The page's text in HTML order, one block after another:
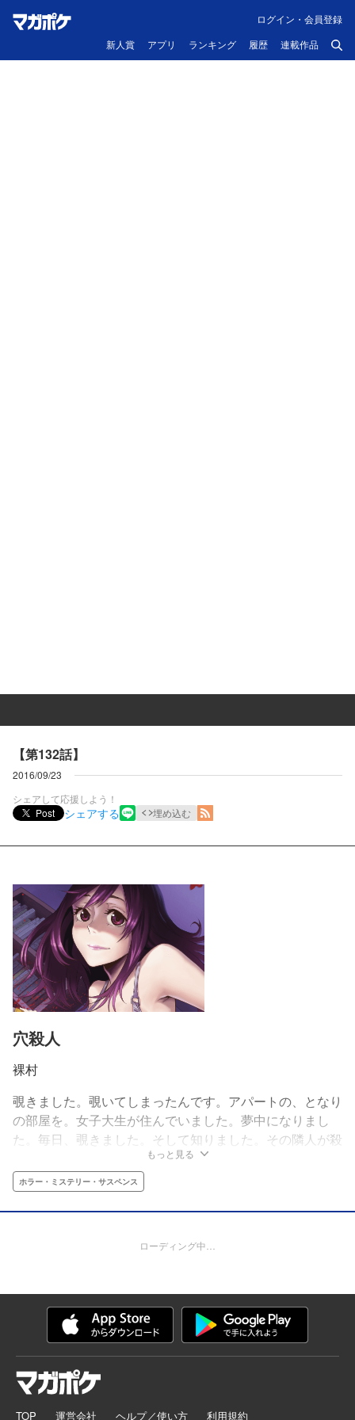
新人賞 アプリ ランキング 履歴 連載作品
ログイン・会員登録
【第132話】
2016/09/23
シェアして応援しよう！
Post
シェアする 埋め込む
穴殺人
裸村
覗きました。覗いてしまったんです。アパートの、となり
の部屋を。女子大生が住んでいました。夢中になりまし
た。毎日、覗きました。そして知りました。その隣人が殺
人鬼であるということを‥‥。
もっと見る
ホラー・ミステリー・サスペンス
ローディング中…
TOP 運営会社 ヘルプ／使い方 利用規約